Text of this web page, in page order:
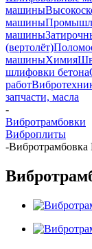
машины
машины
машины
(вертолёт)
машиныХимия
шлифовки бетона
работ
запчасти, масла
-
Вибротрамбовки
Виброплиты
-